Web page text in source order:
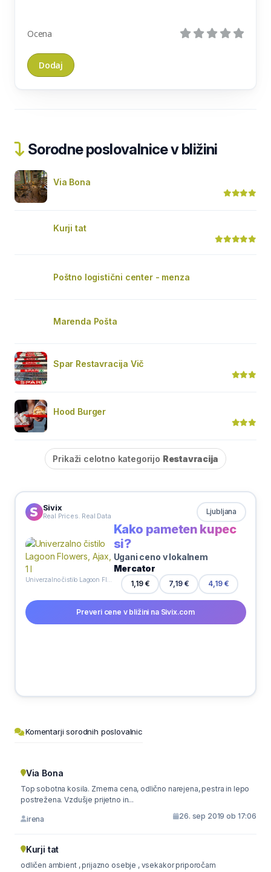
Ocena
Sorodne poslovalnice v bližini
Via Bona
Kurji tat
Poštno logistični center - menza
Marenda Pošta
Spar Restavracija Vič
Hood Burger
Prikaži celotno kategorijo Restavracija
Sivix
Real Prices. Real Data Ljubljana
Kako pameten kupec
si?
Ugani ceno v lokalnem
Mercator
1,19 € 7,19 € 4,19 €
Preveri cene v bližini na Sivix.com
Komentarji sorodnih poslovalnic
Via Bona
Top sobotna kosila. Zmerna cena, odlično narejena, pestra in lepo
postrežena. Vzdušje prijetno in...
irena 26. sep 2019 ob 17:06
Kurji tat
odličen ambient , prijazno osebje , vsekakor priporočam